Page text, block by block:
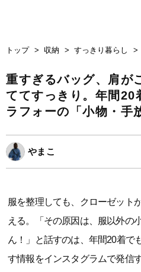
トップ 収納 すっきり暮らし
重すぎるバッグ、肩が
ててすっきり。年間20
ラフォーの「小物・手
やまこ
服を整理しても、クローゼット
える。「その原因は、服以外の
ん！」と話すのは、年間20着で
す情報をインスタグラムで発信